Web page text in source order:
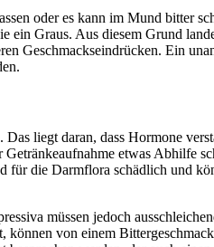
oder es kann im Mund bitter
ein Graus. Aus diesem Grund
Geschmackseindrücken. Ein
liegt daran, dass Hormone
etwas Abhilfe
die Darmflora schädlich und
müssen jedoch
von einem